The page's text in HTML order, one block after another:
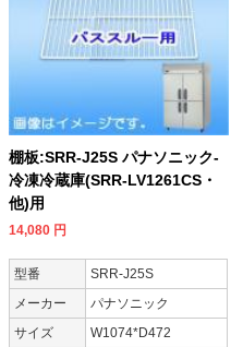
棚板:SRR-J25S パナソニック-
冷凍冷蔵庫(SRR-LV1261CS・
他)用
14,080 円
型番
SRR-J25S
メーカー
パナソニック
サイズ
W1074*D472